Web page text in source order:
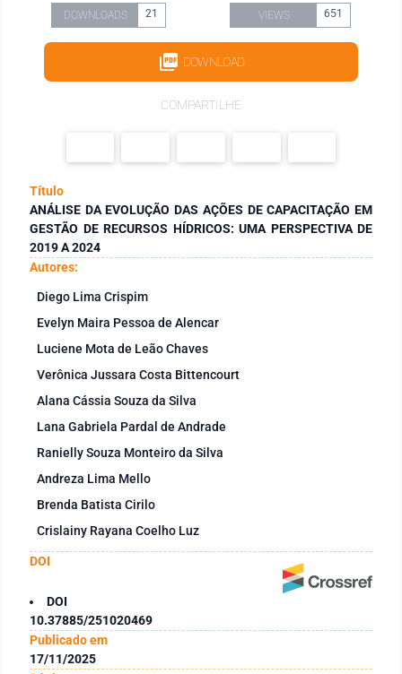
DOWNLOADS 21 VIEWS 651
DOWNLOAD
COMPARTILHE
Título
ANÁLISE DA EVOLUÇÃO DAS AÇÕES DE CAPACITAÇÃO EM
GESTÃO DE RECURSOS HÍDRICOS: UMA PERSPECTIVA DE
2019 A 2024
Autores:
Diego Lima Crispim
Evelyn Maira Pessoa de Alencar
Luciene Mota de Leão Chaves
Verônica Jussara Costa Bittencourt
Alana Cássia Souza da Silva
Lana Gabriela Pardal de Andrade
Ranielly Souza Monteiro da Silva
Andreza Lima Mello
Brenda Batista Cirilo
Crislainy Rayana Coelho Luz
DOI
DOI
10.37885/251020469
Publicado em
17/11/2025